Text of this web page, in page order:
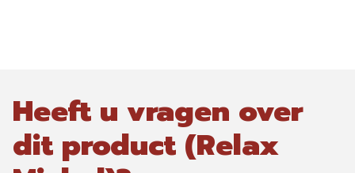
Heeft u vragen over
dit product (Relax